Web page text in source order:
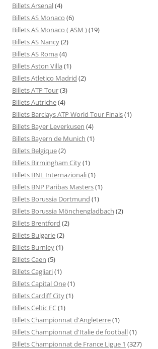
Billets Arsenal(4)
Billets AS Monaco (6)
Billets AS Monaco ( ASM )(19)
Billets AS Nancy(2)
Billets AS Roma (4)
Billets Aston Villa (1)
Billets Atletico Madrid (2)
Billets ATP Tour(3)
Billets Autriche(4)
Billets Barclays ATP World Tour Finals(1)
Billets Bayer Leverkusen (4)
Billets Bayern de Munich (1)
Billets Belgique(2)
Billets Birmingham City(1)
Billets BNL Internazionali(1)
Billets BNP Paribas Masters(1)
Billets Borussia Dortmund (1)
Billets Borussia Mönchengladbach (2)
Billets Brentford (2)
Billets Bulgarie(2)
Billets Burnley(1)
Billets Caen (5)
Billets Cagliari(1)
Billets Capital One(1)
Billets Cardiff City(1)
Billets Celtic FC(1)
Billets Championnat d'Angleterre(1)
Billets Championnat d'Italie de football(1)
Billets Championnat de France Ligue 1 (327)